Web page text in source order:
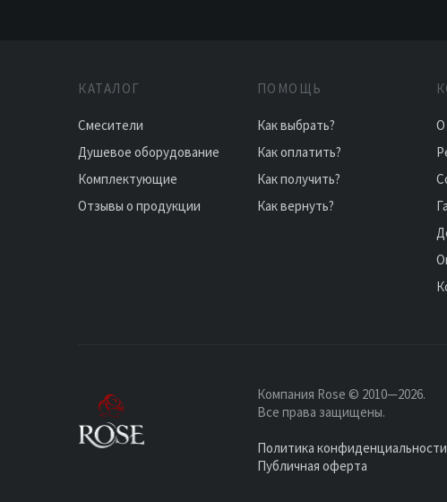
КАТАЛОГ
Смесители
Душевое оборудование
Комплектующие
Отзывы о продукции
ПОМОЩЬ
Как выбрать?
Как оплатить?
Как получить?
Как вернуть?
О
Компания Rose © 2010—2026.
Все права защищены.
Политика конфиденциальности
Публичная оферта